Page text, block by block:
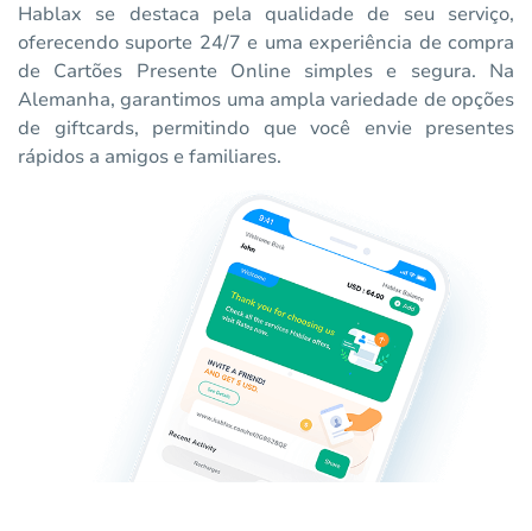
Hablax se destaca pela qualidade de seu serviço,
oferecendo suporte 24/7 e uma experiência de compra
de Cartões Presente Online simples e segura. Na
Alemanha, garantimos uma ampla variedade de opções
de giftcards, permitindo que você envie presentes
rápidos a amigos e familiares.